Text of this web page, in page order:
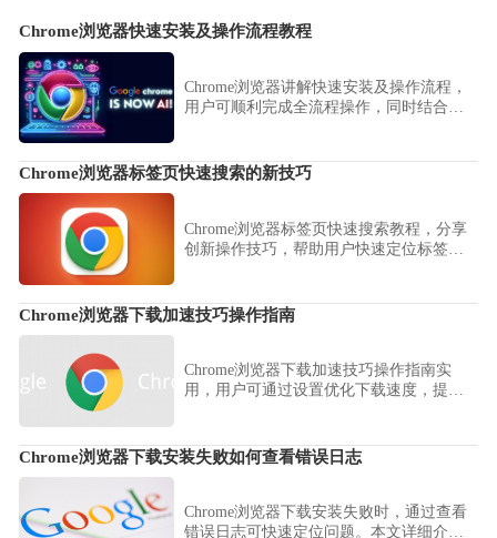
Chrome浏览器快速安装及操作流程教程
Chrome浏览器讲解快速安装及操作流程，
用户可顺利完成全流程操作，同时结合技
Chrome浏览器标签页快速搜索的新技巧
Chrome浏览器标签页快速搜索教程，分享
创新操作技巧，帮助用户快速定位标签
Chrome浏览器下载加速技巧操作指南
Chrome浏览器下载加速技巧操作指南实
用，用户可通过设置优化下载速度，提高
Chrome浏览器下载安装失败如何查看错误日志
Chrome浏览器下载安装失败时，通过查看
错误日志可快速定位问题。本文详细介绍